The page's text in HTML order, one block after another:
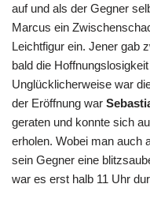
auf und als der Gegner
Marcus ein
Leichtfigur ein. Jener gab
bald die
Unglücklicherweise war
der Eröffnung war
geraten und konnte sich
erholen. Wobei man auch
sein Gegner eine
war es erst halb 11 Uhr